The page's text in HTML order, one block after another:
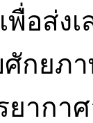
อส่ง
กยภา
ยากา